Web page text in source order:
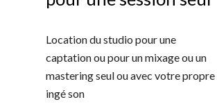
Location du studio pour une
captation ou pour un mixage ou un
mastering seul ou avec votre propre
ingé son